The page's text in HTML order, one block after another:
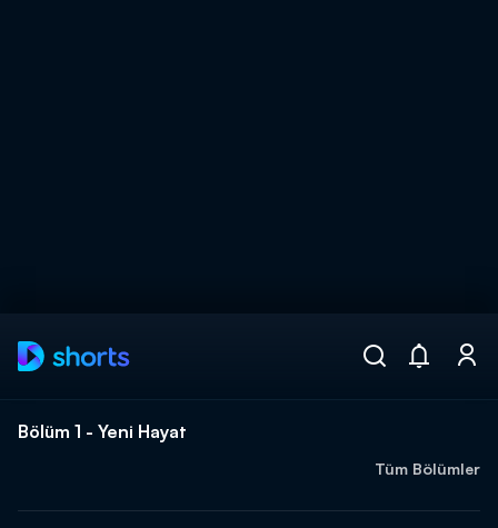
Bölüm 1 - Yeni Hayat
Tüm Bölümler